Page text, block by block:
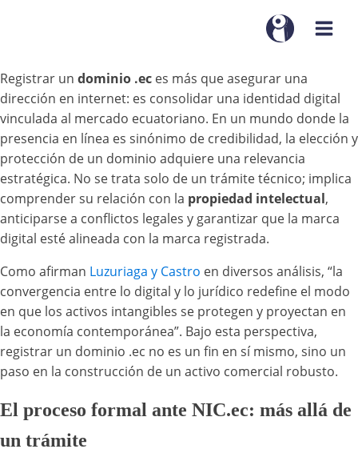
Registrar un dominio .ec es más que asegurar una
dirección en internet: es consolidar una identidad digital
vinculada al mercado ecuatoriano. En un mundo donde la
presencia en línea es sinónimo de credibilidad, la elección y
protección de un dominio adquiere una relevancia
estratégica. No se trata solo de un trámite técnico; implica
comprender su relación con la propiedad intelectual,
anticiparse a conflictos legales y garantizar que la marca
digital esté alineada con la marca registrada.
Como afirman Luzuriaga y Castro en diversos análisis, “la
convergencia entre lo digital y lo jurídico redefine el modo
en que los activos intangibles se protegen y proyectan en
la economía contemporánea”. Bajo esta perspectiva,
registrar un dominio .ec no es un fin en sí mismo, sino un
paso en la construcción de un activo comercial robusto.
El proceso formal ante NIC.ec: más allá de
un trámite